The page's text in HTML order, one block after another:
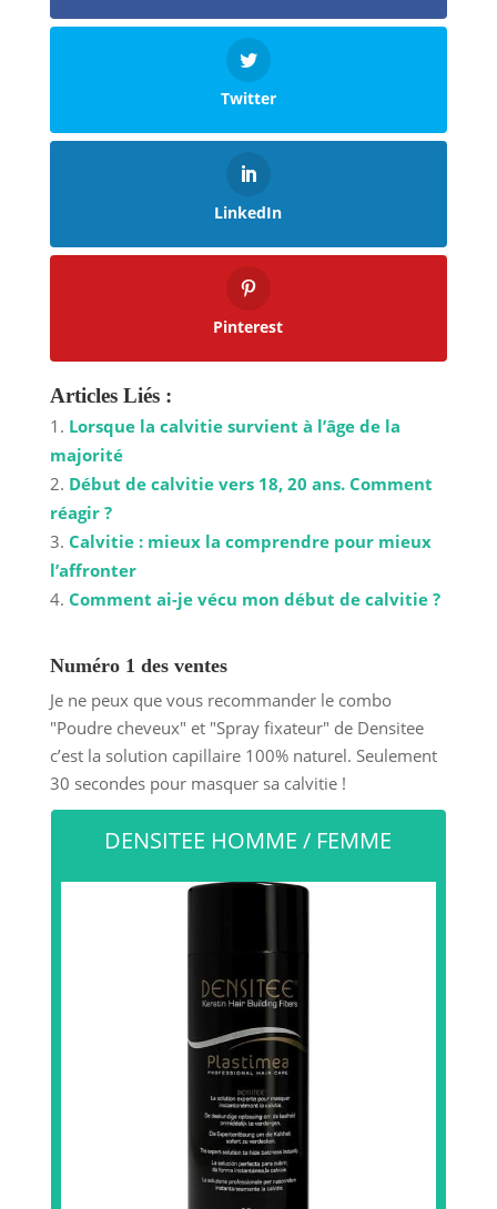
Twitter
LinkedIn
Pinterest
Articles Liés :
Lorsque la calvitie survient à l’âge de la
majorité
Début de calvitie vers 18, 20 ans. Comment
réagir ?
Calvitie : mieux la comprendre pour mieux
l’affronter
Comment ai-je vécu mon début de calvitie ?
Numéro 1 des ventes
Je ne peux que vous recommander le combo
"Poudre cheveux" et "Spray fixateur" de Densitee
c’est la solution capillaire 100% naturel. Seulement
30 secondes pour masquer sa calvitie !
DENSITEE HOMME / FEMME